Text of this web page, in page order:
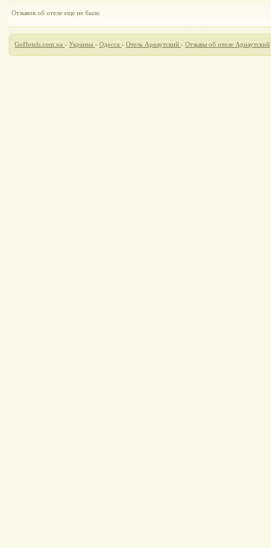
Отзывов об отеле еще не было
GoHotels.com.ua › Украина › Одесса › Отель Арнаутский › Отзывы об отеле Арнаутский